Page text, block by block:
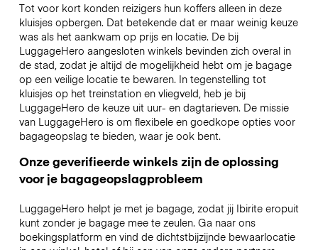
Tot voor kort konden reizigers hun koffers alleen in deze
kluisjes opbergen. Dat betekende dat er maar weinig keuze
was als het aankwam op prijs en locatie. De bij
LuggageHero aangesloten winkels bevinden zich overal in
de stad, zodat je altijd de mogelijkheid hebt om je bagage
op een veilige locatie te bewaren. In tegenstelling tot
kluisjes op het treinstation en vliegveld, heb je bij
LuggageHero de keuze uit uur- en dagtarieven. De missie
van LuggageHero is om flexibele en goedkope opties voor
bagageopslag te bieden, waar je ook bent.
Onze geverifieerde winkels zijn de oplossing
voor je bagageopslagprobleem
LuggageHero helpt je met je bagage, zodat jij Ibirite eropuit
kunt zonder je bagage mee te zeulen. Ga naar ons
boekingsplatform en vind de dichtstbijzijnde bewaarlocatie